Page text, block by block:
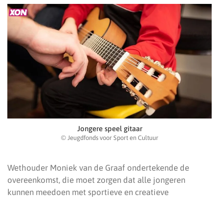
Jongere speel gitaar
© Jeugdfonds voor Sport en Cultuur
Wethouder Moniek van de Graaf ondertekende de
overeenkomst, die moet zorgen dat alle jongeren
kunnen meedoen met sportieve en creatieve